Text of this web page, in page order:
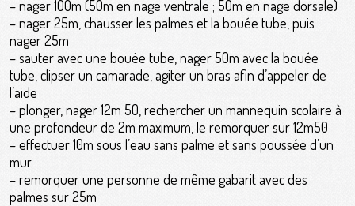
– nager 100m (50m en nage ventrale ; 50m en nage dorsale)
– nager 25m, chausser les palmes et la bouée tube, puis
nager 25m
– sauter avec une bouée tube, nager 50m avec la bouée
tube, clipser un camarade, agiter un bras afin d’appeler de
l’aide
– plonger, nager 12m 50, rechercher un mannequin scolaire à
une profondeur de 2m maximum, le remorquer sur 12m50
– effectuer 10m sous l’eau sans palme et sans poussée d’un
mur
– remorquer une personne de même gabarit avec des
palmes sur 25m